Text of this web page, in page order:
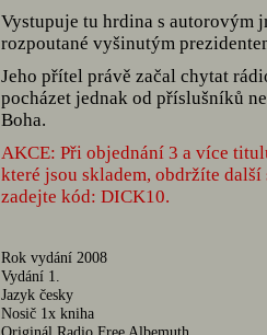
Vystupuje tu hrdina s autorovým
rozpoutané vyšinutým
Jeho přítel právě začal chytat
pocházet jednak od příslušníků
Boha.
AKCE: Při objednání 3 a více
které jsou skladem, obdržíte
zadejte kód: DICK10.
Rok vydání 2008
Vydání 1.
Jazyk česky
Nosič 1x kniha